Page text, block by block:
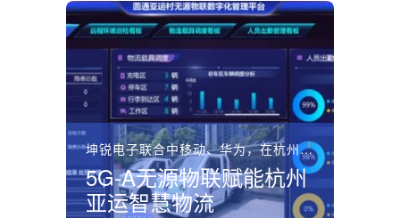
坤锐电子联合中移动、华为，在杭州亚运会全球首发基于5G‑...
5G‑A无源物联赋能杭州
亚运智慧物流